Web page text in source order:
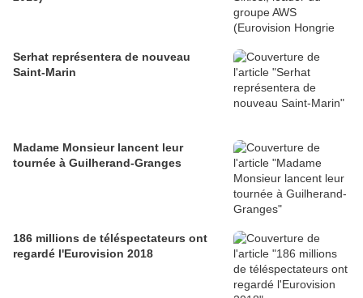
Serhat représentera de nouveau
Saint-Marin
Madame Monsieur lancent leur
tournée à Guilherand-Granges
186 millions de téléspectateurs ont
regardé l'Eurovision 2018